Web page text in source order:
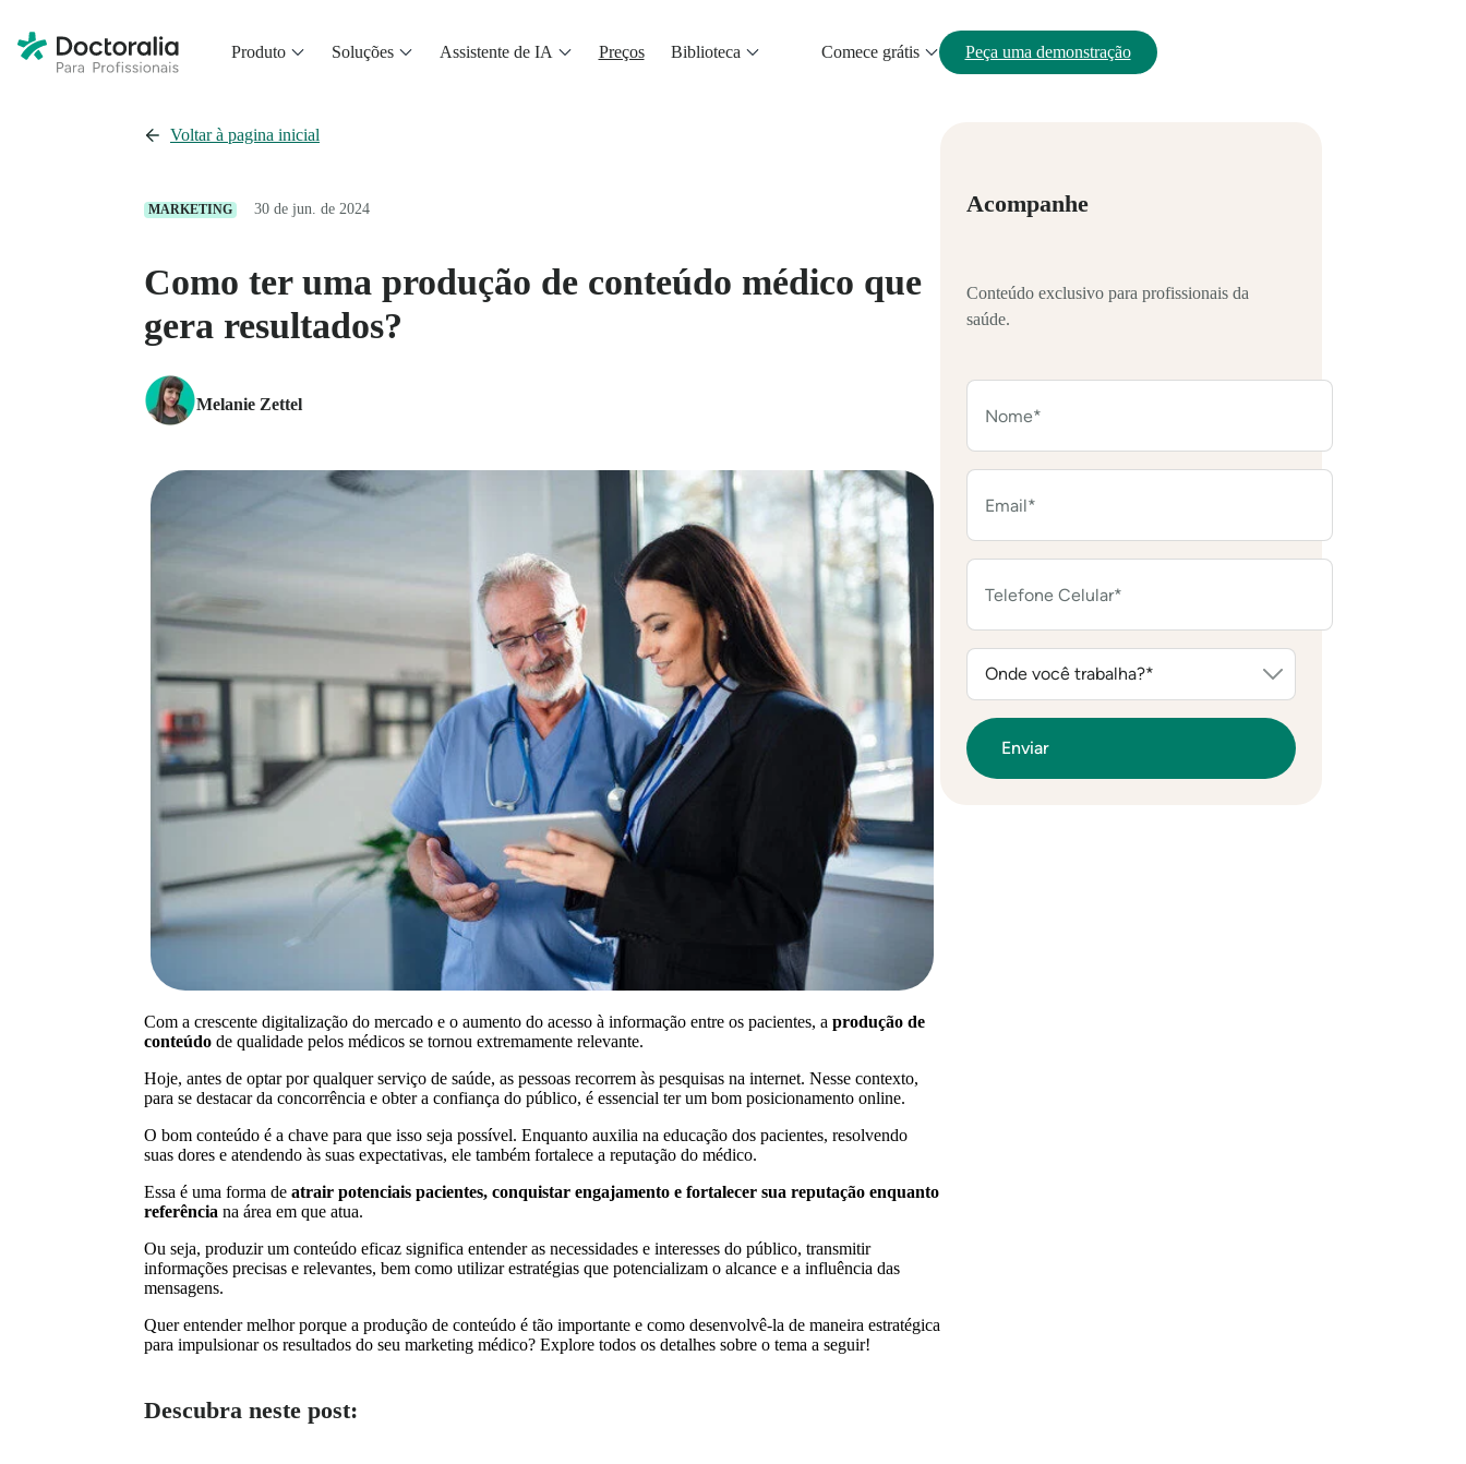
Produto Soluções Assistente de IA Preços Biblioteca Comece grátis Peça uma demonstração
Voltar à pagina inicial
MARKETING 30 de jun. de 2024
Como ter uma produção de conteúdo médico que
gera resultados?
Melanie Zettel
Com a crescente digitalização do mercado e o aumento do acesso à informação entre os pacientes, a produção de
conteúdo de qualidade pelos médicos se tornou extremamente relevante.
Hoje, antes de optar por qualquer serviço de saúde, as pessoas recorrem às pesquisas na internet. Nesse contexto,
para se destacar da concorrência e obter a confiança do público, é essencial ter um bom posicionamento online.
O bom conteúdo é a chave para que isso seja possível. Enquanto auxilia na educação dos pacientes, resolvendo
suas dores e atendendo às suas expectativas, ele também fortalece a reputação do médico.
Essa é uma forma de atrair potenciais pacientes, conquistar engajamento e fortalecer sua reputação enquanto
referência na área em que atua.
Ou seja, produzir um conteúdo eficaz significa entender as necessidades e interesses do público, transmitir
informações precisas e relevantes, bem como utilizar estratégias que potencializam o alcance e a influência das
mensagens.
Quer entender melhor porque a produção de conteúdo é tão importante e como desenvolvê-la de maneira estratégica
para impulsionar os resultados do seu marketing médico? Explore todos os detalhes sobre o tema a seguir!
Descubra neste post:
Acompanhe
Conteúdo exclusivo para profissionais da
saúde.